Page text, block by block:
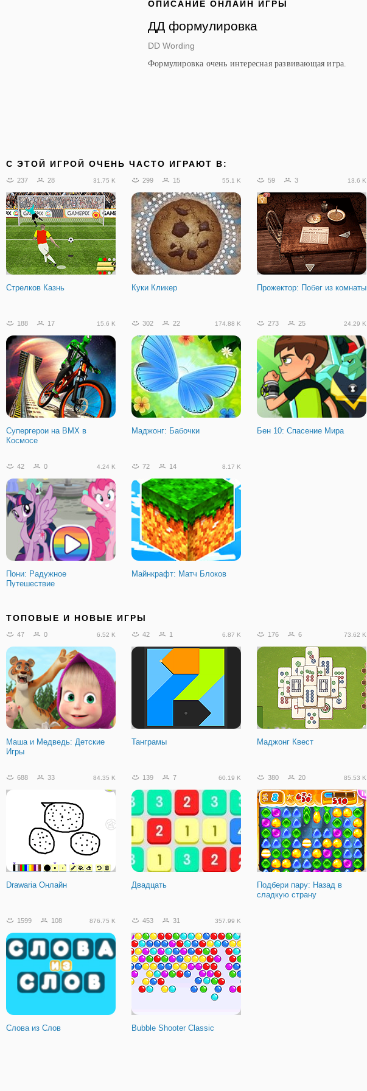
ОПИСАНИЕ ОНЛАЙН ИГРЫ
ДД формулировка
DD Wording
Формулировка очень интересная развивающая игра.
C ЭТОЙ ИГРОЙ ОЧЕНЬ ЧАСТО ИГРАЮТ В:
237 28 31.75 K
Стрелков Казнь
299 15 55.1 K
Куки Кликер
59 3 13.6 K
Прожектор: Побег из комнаты
188 17 15.6 K
Супергерои на BMX в
Космосе
302 22 174.88 K
Маджонг: Бабочки
273 25 24.29 K
Бен 10: Спасение Мира
42 0 4.24 K
Пони: Радужное
Путешествие
72 14 8.17 K
Майнкрафт: Матч Блоков
ТОПОВЫЕ И НОВЫЕ ИГРЫ
47 0 6.52 K
Маша и Медведь: Детские
Игры
42 1 6.87 K
Танграмы
176 6 73.62 K
Маджонг Квест
688 33 84.35 K
Drawaria Онлайн
139 7 60.19 K
Двадцать
380 20 85.53 K
Подбери пару: Назад в
сладкую страну
1599 108 876.75 K
Слова из Слов
453 31 357.99 K
Bubble Shooter Classic